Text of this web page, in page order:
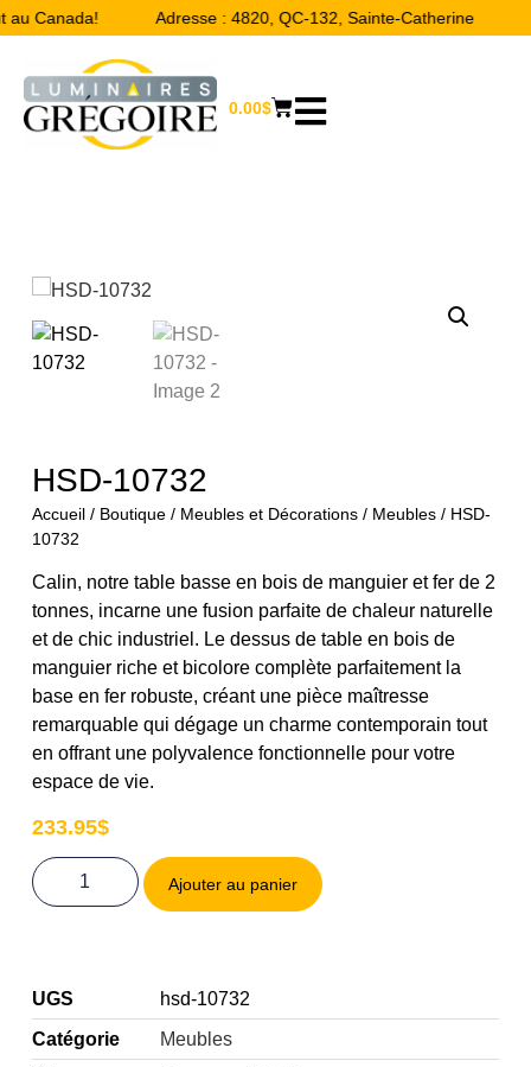
Canada! Adresse : 4820, QC-132, Sainte-Catherine
0.00$
HSD-10732
Accueil/ Boutique/ Meubles et Décorations/ Meubles/ HSD-
10732
Calin, notre table basse en bois de manguier et fer de 2
tonnes, incarne une fusion parfaite de chaleur naturelle
et de chic industriel. Le dessus de table en bois de
manguier riche et bicolore complète parfaitement la
base en fer robuste, créant une pièce maîtresse
remarquable qui dégage un charme contemporain tout
en offrant une polyvalence fonctionnelle pour votre
espace de vie.
233.95$
Ajouter au panier
UGS
hsd-10732
Catégorie
Meubles